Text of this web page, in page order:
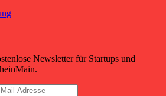
Newsletter für Startups und